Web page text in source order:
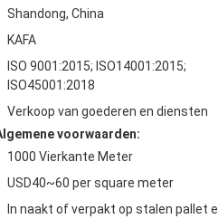
Shandong, China
KAFA
ISO 9001:2015; ISO14001:2015;
ISO45001:2018
Verkoop van goederen en diensten
voorwaarden:
1000 Vierkante Meter
USD40~60 per square meter
In naakt of verpakt op stalen pallet